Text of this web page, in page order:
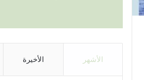
الأشهر الأخيرة